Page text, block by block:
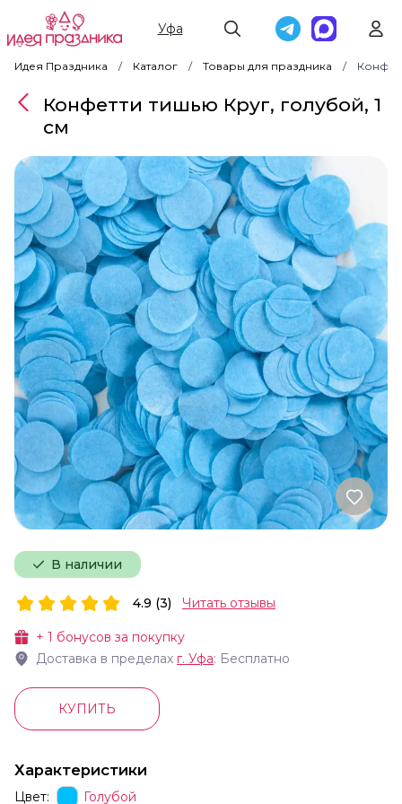
Уфа
Идея Праздника Каталог Товары для праздника
В наличии
Конфетти тишью Круг, голубой, 1
см
+ 1 бонусов за покупку
Доставка в пределах г. Уфа: Бесплатно
4.9 (3) Читать отзывы
КУПИТЬ
Характеристики
Цвет: Голубой